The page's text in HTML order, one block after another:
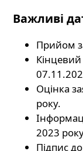
Важливі
Прийом
Оцінка
року.
2023
Підпис